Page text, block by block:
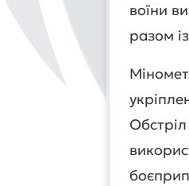
воїни
разом